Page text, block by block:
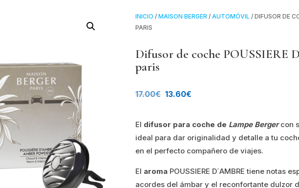
INICIO /MAISON BERGER /AUTOMÓVIL / DIFUSOR DE
PARIS
Difusor de coche POUSSIERE
paris
17.00€ El
original
era:
17.00€.
13.60€
actual
es:
13.60€.
El difusor para coche de Lampe Bergercon
ideal para dar originalidad y detalle a tu
en el perfecto compañero de viajes.
El aroma POUSSIERE D´AMBRE tiene notas
acordes del ámbar y el reconfortante dulzor